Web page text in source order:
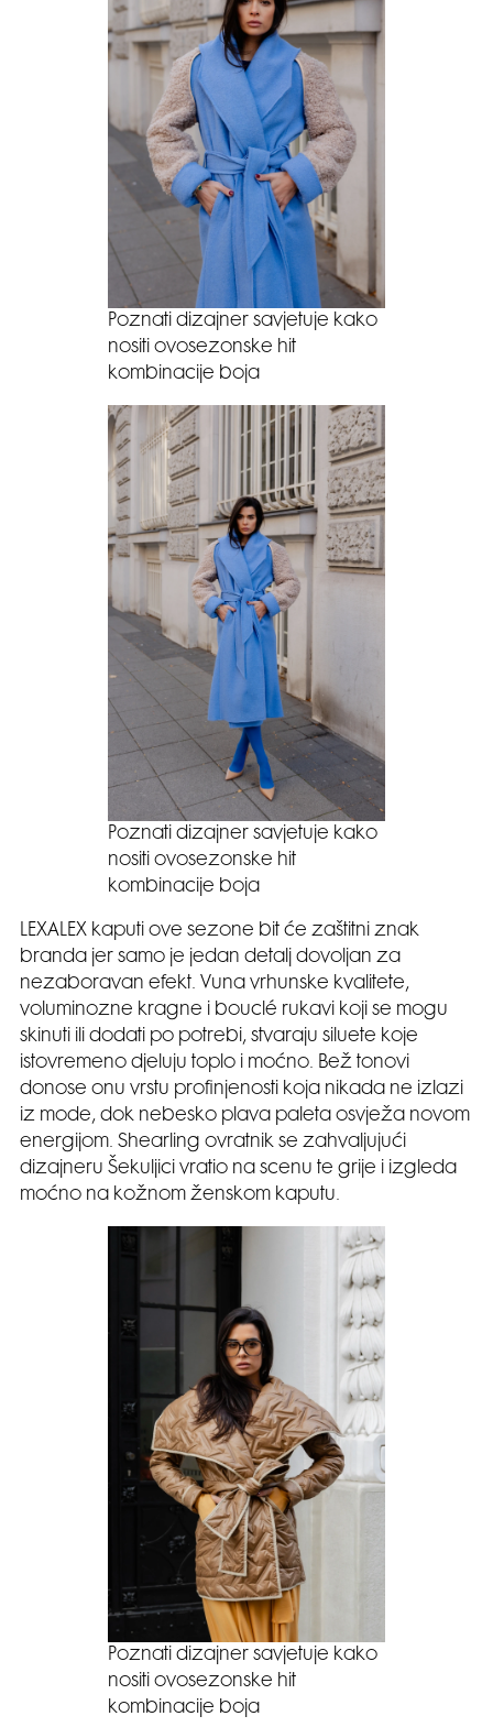
Poznati dizajner savjetuje kako
nositi ovosezonske hit
kombinacije boja
Poznati dizajner savjetuje kako
nositi ovosezonske hit
kombinacije boja
LEXALEX kaputi ove sezone bit će zaštitni znak
branda jer samo je jedan detalj dovoljan za
nezaboravan efekt. Vuna vrhunske kvalitete,
voluminozne kragne i bouclé rukavi koji se mogu
skinuti ili dodati po potrebi, stvaraju siluete koje
istovremeno djeluju toplo i moćno. Bež tonovi
donose onu vrstu profinjenosti koja nikada ne izlazi
iz mode, dok nebesko plava paleta osvježa novom
energijom. Shearling ovratnik se zahvaljujući
dizajneru Šekuljici vratio na scenu te grije i izgleda
moćno na kožnom ženskom kaputu.
Poznati dizajner savjetuje kako
nositi ovosezonske hit
kombinacije boja